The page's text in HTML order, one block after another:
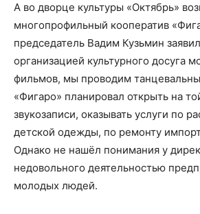
А во дворце культуры «Октябрь»
многопрофильный кооператив
председатель Вадим Кузьмин
организацией культурного досуга
фильмов, мы проводим
«Фигаро» планировал открыть на
звукозаписи, оказывать услуги по
детской одежды, по ремонту
Однако не нашёл понимания у
недовольного деятельностью
молодых людей.